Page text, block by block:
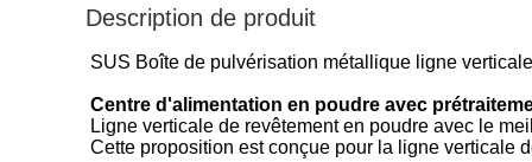
Description de produit
SUS Boîte de pulvérisation métallique ligne
Centre d'alimentation en poudre avec
Ligne verticale de revêtement en poudre avec le
Cette proposition est conçue pour la ligne verticale